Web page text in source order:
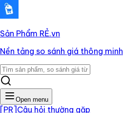
Sản Phẩm RẺ.vn
Nền tảng so sánh giá thông minh
Open menu
[PR] Câu hỏi thường gặp